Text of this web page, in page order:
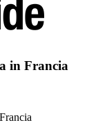
in Francia